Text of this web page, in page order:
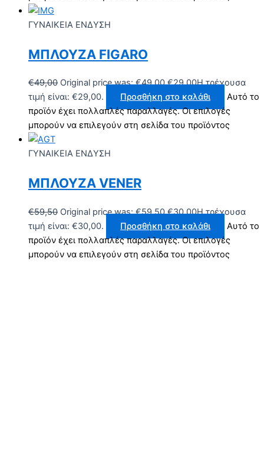
ΓΥΝΑΙΚΕΙΑ ΕΝΔΥΣΗ
ΜΠΛΟΥΖΑ FIGARO
€49,00 Original price was: €49,00.€29,00Η τρέχουσα
τιμή είναι: €29,00.
Προσθήκη στο καλάθι
Αυτό το
προϊόν έχει πολλαπλές παραλλαγές. Οι επιλογές
μπορούν να επιλεγούν στη σελίδα του προϊόντος
ΓΥΝΑΙΚΕΙΑ ΕΝΔΥΣΗ
ΜΠΛΟΥΖΑ VENER
€59,50 Original price was: €59,50.€30,00Η τρέχουσα
τιμή είναι: €30,00.
Προσθήκη στο καλάθι
Αυτό το
προϊόν έχει πολλαπλές παραλλαγές. Οι επιλογές
μπορούν να επιλεγούν στη σελίδα του προϊόντος